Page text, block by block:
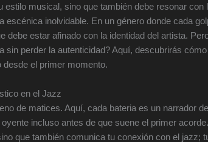
estilo musical, sino que también debe resonar
escénica inolvidable. En un género donde cada
debe estar afinado con la identidad del artista.
sin perder la autenticidad? Aquí, descubrirás
desde el primer momento.
en el Jazz
de matices. Aquí, cada bateria es un narrador
incluso antes de que suene el primer
que también comunica tu conexión con el jazz;